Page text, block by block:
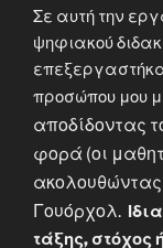
Σε αυτή την
ψηφιακού
προσώπου μου
αποδίδοντας
φορά (οι
ακολουθώντας
Γουόρχολ.
τάξης, στόχος